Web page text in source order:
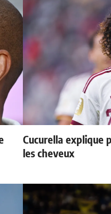
Cucurella explique
les cheveux